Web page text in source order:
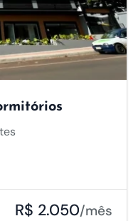
R$ 2.050/mês